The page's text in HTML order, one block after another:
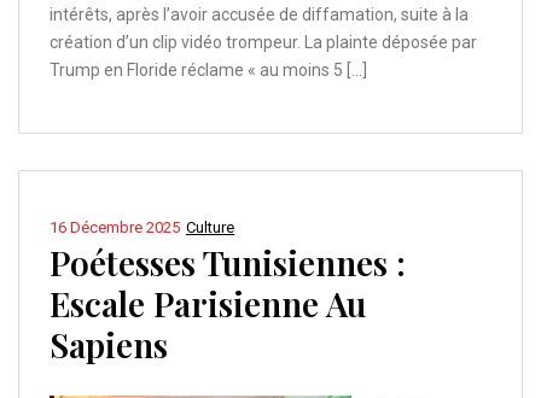
intérêts, après l’avoir accusée de diffamation, suite à la
création d’un clip vidéo trompeur. La plainte déposée par
Trump en Floride réclame « au moins 5 […]
Culture
16 Décembre 2025
Poétesses Tunisiennes :
Escale Parisienne Au
Sapiens